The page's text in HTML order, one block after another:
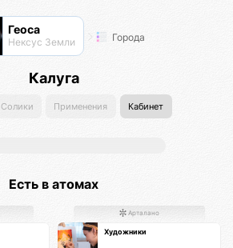
Геоса
Нексус Земли Города
Калуга
Солики Применения Кабинет
Есть в атомах
Арталано
Художники